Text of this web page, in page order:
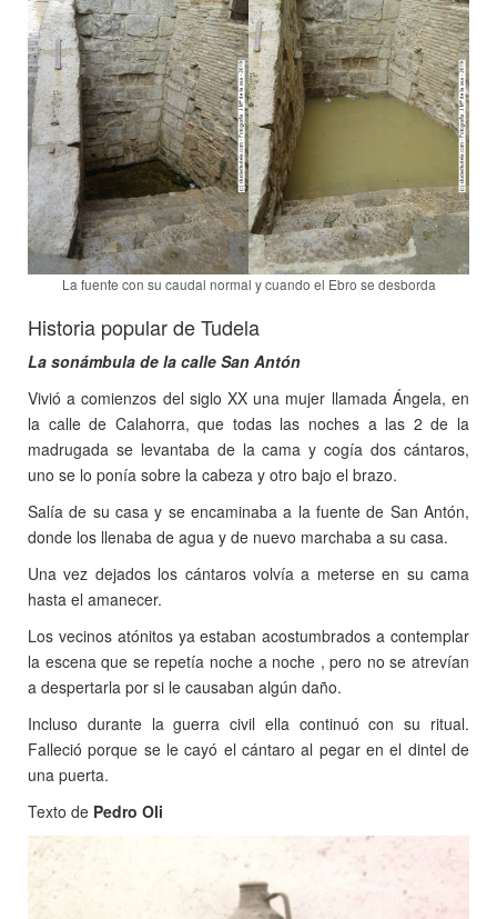
La fuente con su caudal normal y cuando el Ebro se desborda
Historia popular de Tudela
La sonámbula de la calle San Antón
Vivió a comienzos del siglo XX una mujer llamada Ángela, en
la calle de Calahorra, que todas las noches a las 2 de la
madrugada se levantaba de la cama y cogía dos cántaros,
uno se lo ponía sobre la cabeza y otro bajo el brazo.
Salía de su casa y se encaminaba a la fuente de San Antón,
donde los llenaba de agua y de nuevo marchaba a su casa.
Una vez dejados los cántaros volvía a meterse en su cama
hasta el amanecer.
Los vecinos atónitos ya estaban acostumbrados a contemplar
la escena que se repetía noche a noche , pero no se atrevían
a despertarla por si le causaban algún daño.
Incluso durante la guerra civil ella continuó con su ritual.
Falleció porque se le cayó el cántaro al pegar en el dintel de
una puerta.
Texto de Pedro Oli